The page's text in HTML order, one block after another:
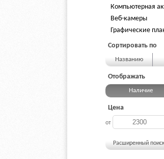
Компьютерная
Веб-камеры
Графические
Сортировать по
Названию
Отображать
Наличие
Цена
от
Расширенный